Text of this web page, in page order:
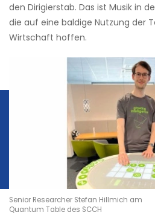
den Dirigierstab. Das ist Musik in
die auf eine baldige Nutzung der
Wirtschaft hoffen.
Senior Researcher Stefan Hillmich am
Quantum Table des SCCH